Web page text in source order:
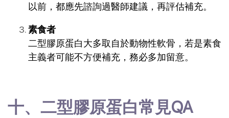
以前，都應先諮詢過醫師建議，再評估補充。
素食者
二型膠原蛋白大多取自於動物性軟骨，若是素食
主義者可能不方便補充，務必多加留意。
十、二型膠原蛋白常見QA